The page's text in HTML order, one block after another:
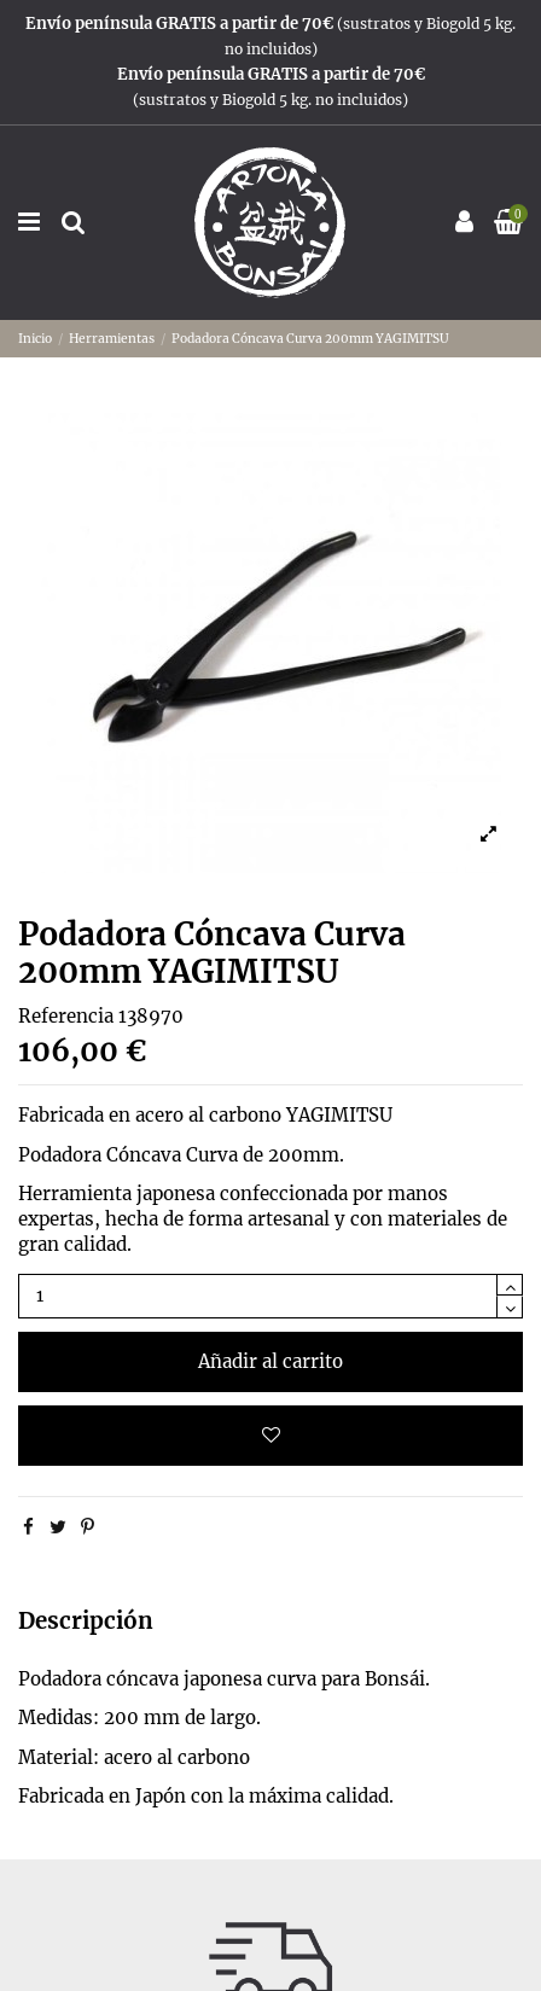
Envío península GRATIS a partir de 70€ (sustratos y Biogold 5 kg.
no incluidos)
Envío península GRATIS a partir de 70€
(sustratos y Biogold 5 kg. no incluidos)
0
Inicio Herramientas Podadora Cóncava Curva 200mm YAGIMITSU
Podadora Cóncava Curva
200mm YAGIMITSU
Referencia 138970
106,00 €
Fabricada en acero al carbono YAGIMITSU
Podadora Cóncava Curva de 200mm.
Herramienta japonesa confeccionada por manos
expertas, hecha de forma artesanal y con materiales de
gran calidad.
Añadir al carrito
Descripción
Podadora cóncava japonesa curva para Bonsái.
Medidas: 200 mm de largo.
Material: acero al carbono
Fabricada en Japón con la máxima calidad.